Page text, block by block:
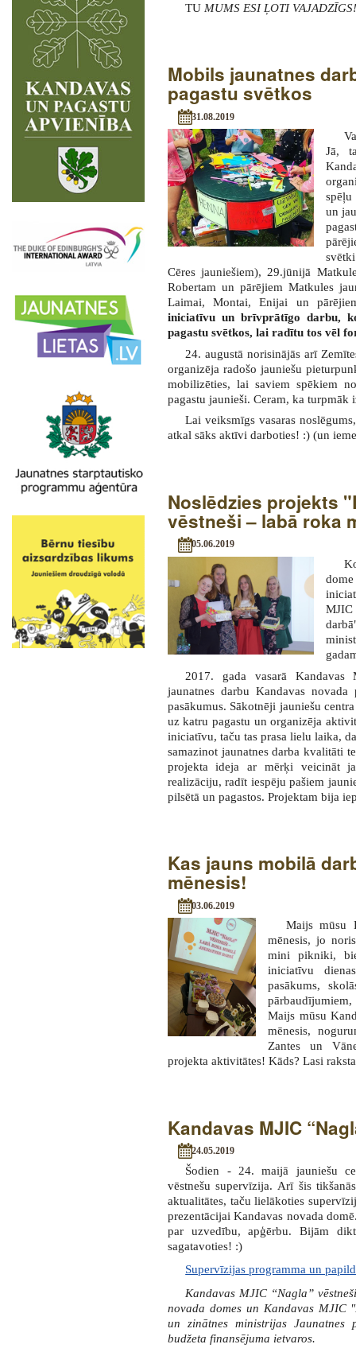
TU MUMS ESI ĻOTI
Mobils jaunatnes
pagastu svētkos
31.08.2019
Jā,
spēļu
un
Cēres jauniešiem), 29.jūnijā
Robertam un pārējiem Matkules
Laimai, Montai, Enijai un
iniciatīvu un brīvprātīgo darbu,
pagastu svētkos, lai radītu tos vēl
24. augustā norisinājās arī
organizēja radošo jauniešu
mobilizēties, lai saviem spēkiem
pagastu jaunieši. Ceram, ka turpmāk
Lai veiksmīgs vasaras
atkal sāks aktīvi darboties! :) (un
Noslēdzies projekts
vēstneši – labā roka
05.06.2019
2017. gada vasarā
jaunatnes darbu Kandavas novada
pasākumus. Sākotnēji jauniešu
uz katru pagastu un organizēja
iniciatīvu, taču tas prasa lielu laika,
samazinot jaunatnes darba kvalitāti
projekta ideja ar mērķi veicināt
realizāciju, radīt iespēju pašiem
pilsētā un pagastos. Projektam bija
Kas jauns mobilā
mēnesis!
03.06.2019
Maijs mūsu
mēnesis, jo
mini pikniki,
iniciatīvu
pasākums,
Maijs mūsu
mēnesis,
Zantes un
projekta aktivitātes! Kāds? Lasi
Kandavas MJIC
24.05.2019
Šodien - 24. maijā jauniešu
vēstnešu supervīzija. Arī šis
aktualitātes, taču lielākoties
prezentācijai Kandavas novada
par uzvedību, apģērbu. Bijām
sagatavoties! :)
Supervīzijas programma un
Kandavas MJIC “Nagla”
novada domes un Kandavas MJIC
un zinātnes ministrijas Jaunatnes
budžeta finansējuma ietvaros.